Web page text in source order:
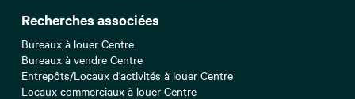
Recherches associées
Bureaux à louer Centre
Bureaux à vendre Centre
Entrepôts/Locaux d'activités à louer Centre
Locaux commerciaux à louer Centre